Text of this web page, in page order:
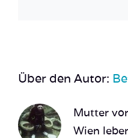
Über den Autor:
Mutter
Wien